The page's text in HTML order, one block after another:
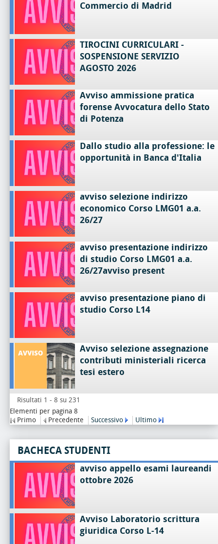
Commercio di Madrid
TIROCINI CURRICULARI -
SOSPENSIONE SERVIZIO
AGOSTO 2026
Avviso ammissione pratica
forense Avvocatura dello Stato
di Potenza
Dallo studio alla professione: le
opportunità in Banca d'Italia
avviso selezione indirizzo
economico Corso LMG01 a.a.
26/27
avviso presentazione indirizzo
di studio Corso LMG01 a.a.
26/27avviso present
avviso presentazione piano di
studio Corso L14
Avviso selezione assegnazione
contributi ministeriali ricerca
tesi estero
Risultati 1 - 8 su 231
Elementi per pagina 8
Primo
Precedente Successivo Ultimo
BACHECA STUDENTI
avviso appello esami laureandi
ottobre 2026
Avviso Laboratorio scrittura
giuridica Corso L-14